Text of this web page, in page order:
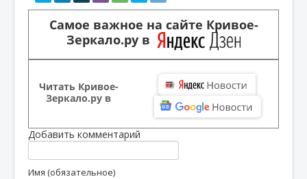
Самое важное на сайте Кривое-
Зеркало.ру в
Читать Кривое-
Зеркало.ру в
Добавить комментарий
Имя (обязательное)